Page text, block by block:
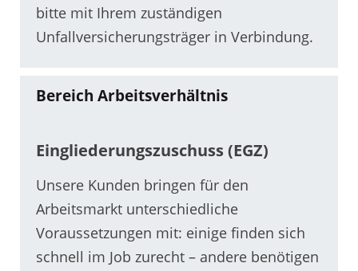
bitte mit Ihrem zuständigen
Unfallversicherungsträger in Verbindung.
Bereich Arbeitsverhältnis
Eingliederungszuschuss (EGZ)
Unsere Kunden bringen für den
Arbeitsmarkt unterschiedliche
Voraussetzungen mit: einige finden sich
schnell im Job zurecht – andere benötigen